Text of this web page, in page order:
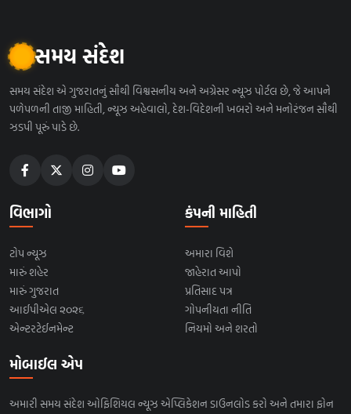
સમય સંદેશ
સમય સંદેશ એ ગુજરાતનું સૌથી વિશ્વસનીય અને અગ્રેસર ન્યૂઝ પોર્ટલ છે, જે આપને
પળેપળની તાજી માહિતી, ન્યૂઝ અહેવાલો, દેશ-વિદેશની ખબરો અને મનોરંજન સૌથી
ઝડપી પૂરું પાડે છે.
વિભાગો
ટોપ ન્યૂઝ
મારું શહેર
મારું ગુજરાત
આઈપીએલ ૨૦૨૬
એન્ટરટેઈનમેન્ટ
કંપની માહિતી
અમારા વિશે
જાહેરાત આપો
પ્રતિસાદ પત્ર
ગોપનીયતા નીતિ
નિયમો અને શરતો
મોબાઈલ એપ
અમારી સમય સંદેશ ઓફિશિયલ ન્યૂઝ એપ્લિકેશન ડાઉનલોડ કરો અને તમારા ફોન